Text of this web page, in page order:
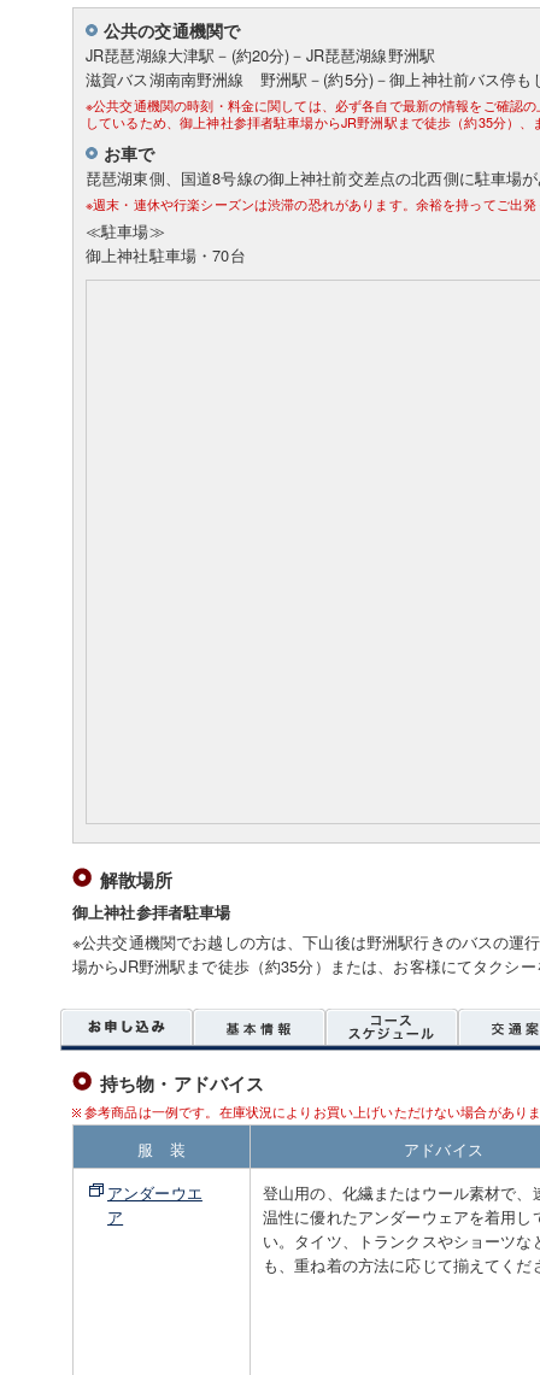
公共の交通機関で
JR琵琶湖線大津駅－(約20分)－JR琵琶湖線野洲駅
滋賀バス湖南南野洲線 野洲駅－(約5分)－御上神社前バス停も
※公共交通機関の時刻・料金に関しては、必ず各自で最新の情報をご確認
しているため、御上神社参拝者駐車場からJR野洲駅まで徒歩（約35分）
お車で
琵琶湖東側、国道8号線の御上神社前交差点の北西側に駐車場
※週末・連休や行楽シーズンは渋滞の恐れがあります。余裕を持ってご出
≪駐車場≫
御上神社駐車場・70台
解散場所
御上神社参拝者駐車場
※公共交通機関でお越しの方は、下山後は野洲駅行きのバスの運
場からJR野洲駅まで徒歩（約35分）または、お客様にてタクシ
持ち物・アドバイス
参考商品は一例です。在庫状況によりお買い上げいただけない場合があり
服 装
アドバイス
アンダーウエ
ア
登山用の、化繊またはウール素材で、
温性に優れたアンダーウェアを着用し
い。タイツ、トランクスやショーツな
も、重ね着の方法に応じて揃えてくだ